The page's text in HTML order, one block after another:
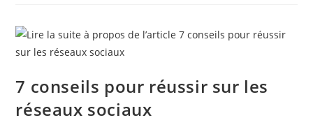
Réseaux
Sociaux
Sans
Facebook,
LinkedIn
7 conseils pour réussir sur les
réseaux sociaux